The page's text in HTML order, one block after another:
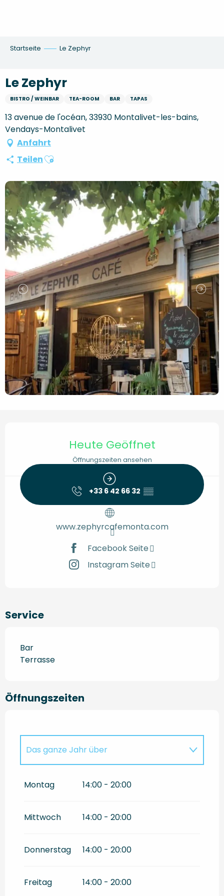
Startseite Le Zephyr
Le Zephyr
BISTRO / WEINBAR TEA-ROOM BAR TAPAS
13 avenue de l'océan, 33930 Montalivet-les-bains,
Vendays-Montalivet
Anfahrt
TeilenAjouter aux favoris
Heute Geöffnet
Öffnungszeiten ansehen
+33 6 42 66 32 ▒▒
www.zephyrcafemonta.com
Facebook Seite
Instagram Seite
Service
Bar
Terrasse
Öffnungszeiten
Das ganze Jahr über
31 August 2026
Montag 14:00 - 20:00
Mittwoch 14:00 - 20:00
Donnerstag 14:00 - 20:00
Freitag 14:00 - 20:00